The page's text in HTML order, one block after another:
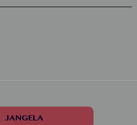
JANGELA